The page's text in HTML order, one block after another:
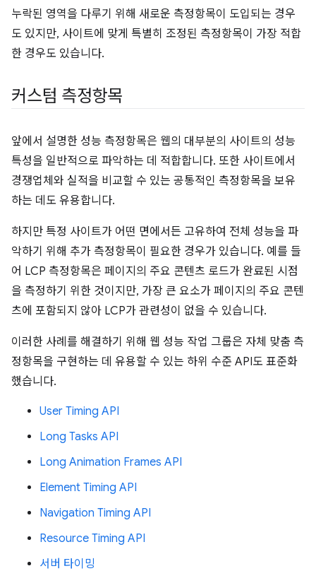
누락된 영역을 다루기 위해 새로운 측정항목이 도입되는 경우
도 있지만, 사이트에 맞게 특별히 조정된 측정항목이 가장 적합
한 경우도 있습니다.
커스텀 측정항목
앞에서 설명한 성능 측정항목은 웹의 대부분의 사이트의 성능
특성을 일반적으로 파악하는 데 적합합니다. 또한 사이트에서
경쟁업체와 실적을 비교할 수 있는 공통적인 측정항목을 보유
하는 데도 유용합니다.
하지만 특정 사이트가 어떤 면에서든 고유하여 전체 성능을 파
악하기 위해 추가 측정항목이 필요한 경우가 있습니다. 예를 들
어 LCP 측정항목은 페이지의 주요 콘텐츠 로드가 완료된 시점
을 측정하기 위한 것이지만, 가장 큰 요소가 페이지의 주요 콘텐
츠에 포함되지 않아 LCP가 관련성이 없을 수 있습니다.
이러한 사례를 해결하기 위해 웹 성능 작업 그룹은 자체 맞춤 측
정항목을 구현하는 데 유용할 수 있는 하위 수준 API도 표준화
했습니다.
User Timing API
Long Tasks API
Long Animation Frames API
Element Timing API
Navigation Timing API
Resource Timing API
서버 타이밍